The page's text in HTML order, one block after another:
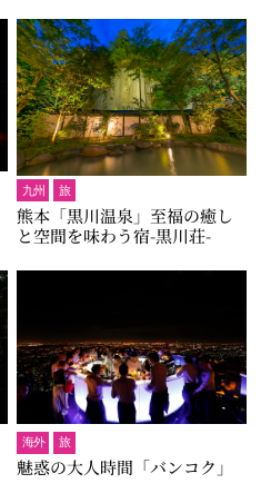
九州 旅
熊本「黒川温泉」至福の癒し
と空間を味わう宿-黒川荘-
海外 旅
魅惑の大人時間「バンコク」